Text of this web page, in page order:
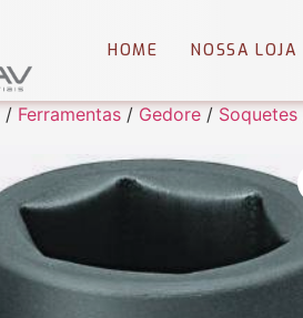
HOME NOSSA LOJA
/ Ferramentas / Gedore / Soquetes